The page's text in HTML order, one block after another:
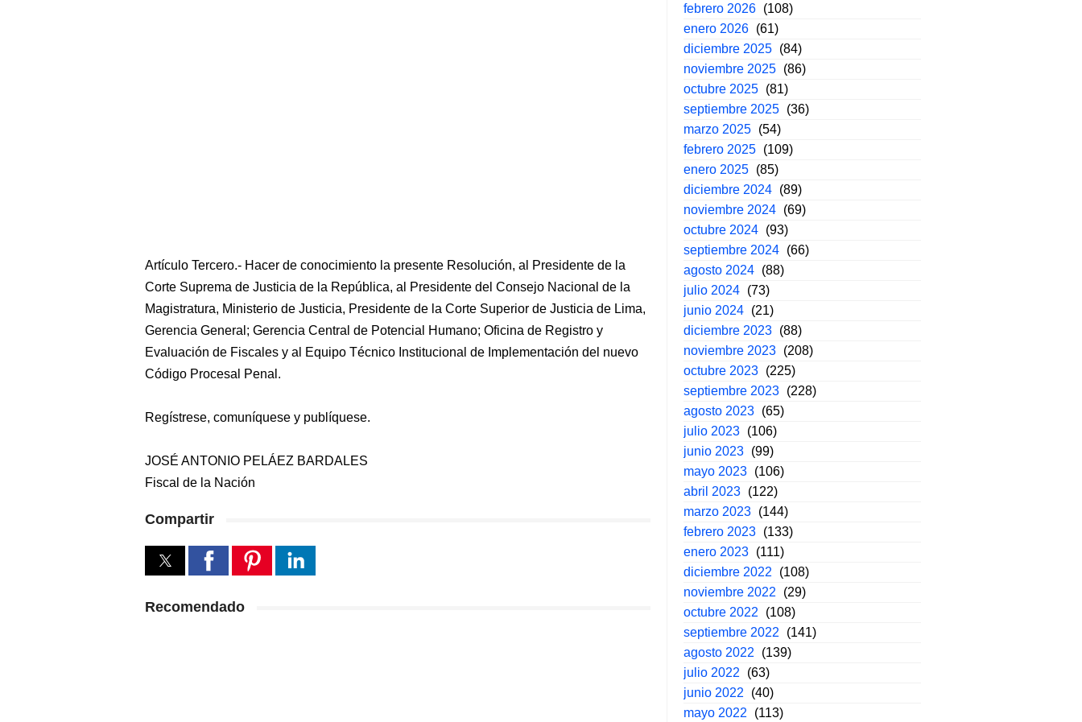
Artículo Tercero.- Hacer de conocimiento la presente Resolución, al Presidente de la
Corte Suprema de Justicia de la República, al Presidente del Consejo Nacional de la
Magistratura, Ministerio de Justicia, Presidente de la Corte Superior de Justicia de Lima,
Gerencia General; Gerencia Central de Potencial Humano; Oficina de Registro y
Evaluación de Fiscales y al Equipo Técnico Institucional de Implementación del nuevo
Código Procesal Penal.
Regístrese, comuníquese y publíquese.
JOSÉ ANTONIO PELÁEZ BARDALES
Fiscal de la Nación
Compartir
Recomendado
febrero 2026 (108)
enero 2026 (61)
diciembre 2025 (84)
noviembre 2025 (86)
octubre 2025 (81)
septiembre 2025 (36)
marzo 2025 (54)
febrero 2025 (109)
enero 2025 (85)
diciembre 2024 (89)
noviembre 2024 (69)
octubre 2024 (93)
septiembre 2024 (66)
agosto 2024 (88)
julio 2024 (73)
junio 2024 (21)
diciembre 2023 (88)
noviembre 2023 (208)
octubre 2023 (225)
septiembre 2023 (228)
agosto 2023 (65)
julio 2023 (106)
junio 2023 (99)
mayo 2023 (106)
abril 2023 (122)
marzo 2023 (144)
febrero 2023 (133)
enero 2023 (111)
diciembre 2022
(108)
noviembre 2022
(29)
octubre 2022
(108)
septiembre 2022
(141)
agosto 2022
(139)
julio 2022
(63)
junio 2022
(40)
mayo 2022
(113)